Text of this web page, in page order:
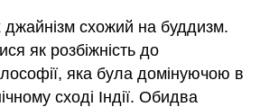
джайнізм схожий на буддизм.
як розбіжність до
яка була домінуючою в
сході Індії. Обидва